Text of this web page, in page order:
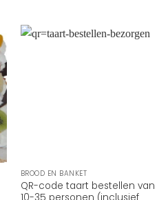
BROOD EN BANKET
QR-code taart bestellen van